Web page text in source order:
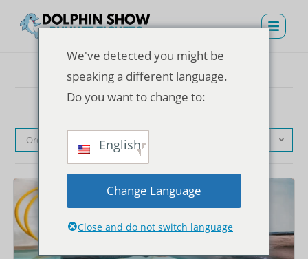
Ordenação padrão
We've detected you might be
speaking a different language.
Do you want to change to:
English
Change Language
Close and do not switch language